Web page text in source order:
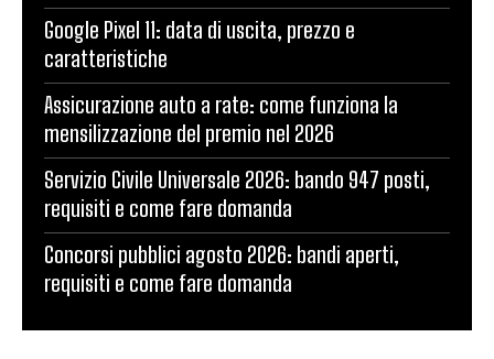
Google Pixel 11: data di uscita, prezzo e
caratteristiche
Assicurazione auto a rate: come funziona la
mensilizzazione del premio nel 2026
Servizio Civile Universale 2026: bando 947 posti,
requisiti e come fare domanda
Concorsi pubblici agosto 2026: bandi aperti,
requisiti e come fare domanda